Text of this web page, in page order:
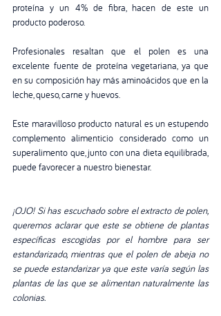
proteína y un 4% de fibra, hacen de este un
producto poderoso.
Profesionales resaltan que el polen es una
excelente fuente de proteína vegetariana, ya que
en su composición hay más aminoácidos que en la
leche, queso, carne y huevos.
Este maravilloso producto natural es un estupendo
complemento alimenticio considerado como un
superalimento que, junto con una dieta equilibrada,
puede favorecer a nuestro bienestar.
¡OJO! Si has escuchado sobre el extracto de polen,
queremos aclarar que este se obtiene de plantas
específicas escogidas por el hombre para ser
estandarizado, mientras que el polen de abeja no
se puede estandarizar ya que este varía según las
plantas de las que se alimentan naturalmente las
colonias.